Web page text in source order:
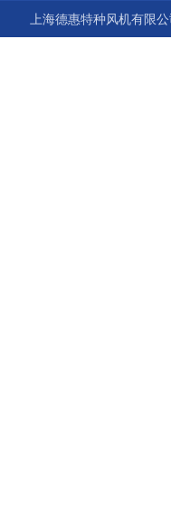
上海德惠特种风机有限